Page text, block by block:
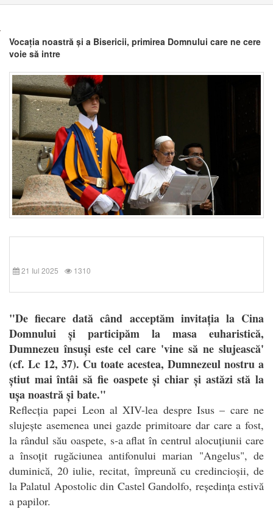
Vocația noastră și a Bisericii, primirea Domnului care ne cere
voie să intre
21 Iul 2025 1310
"De fiecare dată când acceptăm invitația la Cina
Domnului și participăm la masa euharistică,
Dumnezeu însuși este cel care 'vine să ne slujească'
(cf. Lc 12, 37). Cu toate acestea, Dumnezeul nostru a
știut mai întâi să fie oaspete și chiar și astăzi stă la
ușa noastră și bate."
Reflecția papei Leon al XIV-lea despre Isus – care ne
slujește asemenea unei gazde primitoare dar care a fost,
la rândul său oaspete, s-a aflat în centrul alocuțiunii care
a însoțit rugăciunea antifonului marian "Angelus", de
duminică, 20 iulie, recitat, împreună cu credincioșii, de
la Palatul Apostolic din Castel Gandolfo, reședința estivă
a papilor.